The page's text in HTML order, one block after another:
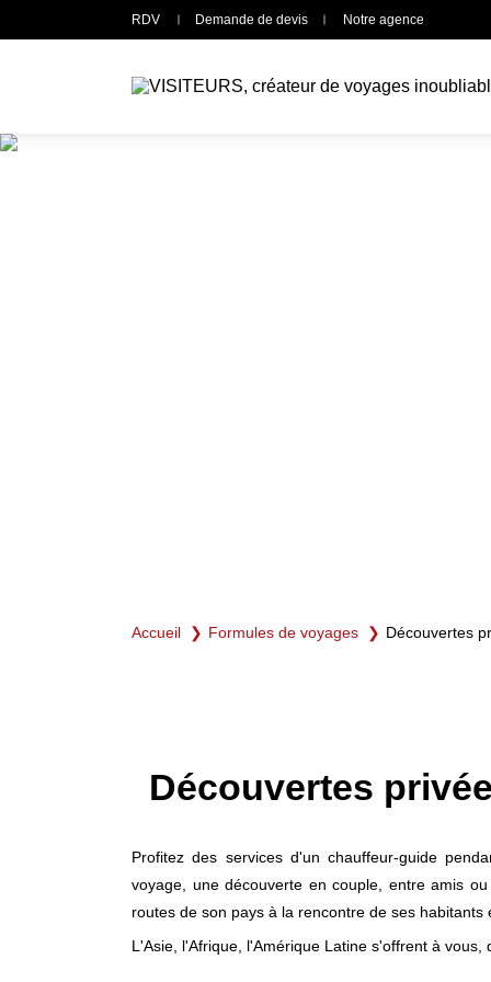
RDV Demande de devis Notre agence
Accueil Formules de voyages Découvertes
Découvertes
Profitez des services d'un chauffeur-guide
voyage, une découverte en couple, entre amis
routes de son pays à la rencontre de ses
L'Asie, l'Afrique, l'Amérique Latine s'offrent à